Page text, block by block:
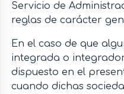
Servicio de
reglas de carácter
En el caso de que
integrada o
dispuesto en el
cuando dichas